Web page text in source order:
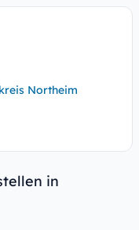
Northeim
in